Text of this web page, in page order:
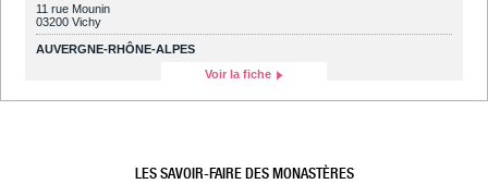
11 rue Mounin
03200 Vichy
AUVERGNE-RHÔNE-ALPES
Voir la fiche
LES SAVOIR-FAIRE DES MONASTÈRES